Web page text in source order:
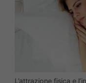
L’attrazione fisica e